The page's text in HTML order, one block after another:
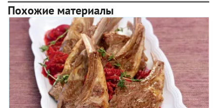
Похожие материалы